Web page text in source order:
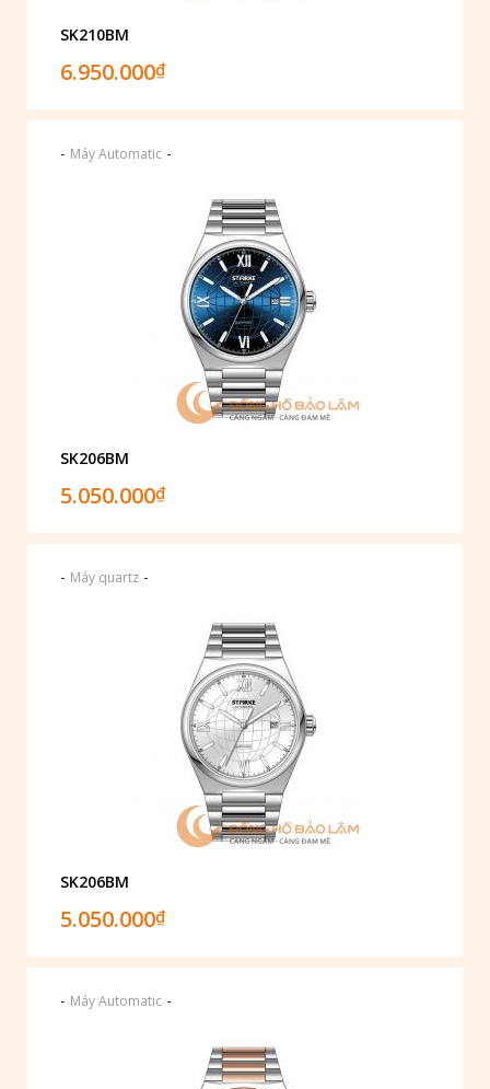
SK210BM
6.950.000₫
- Máy Automatic -
SK206BM
5.050.000₫
- Máy quartz -
SK206BM
5.050.000₫
- Máy Automatic -